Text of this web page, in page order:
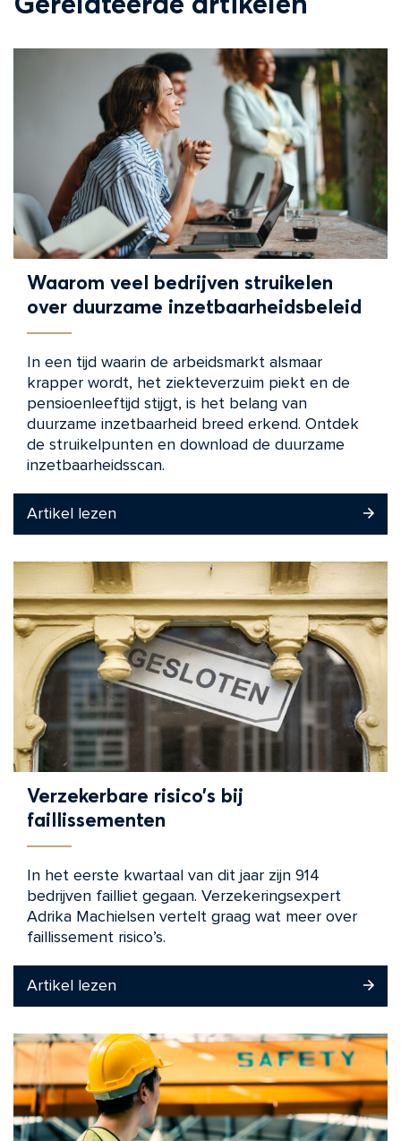
Waarom veel bedrijven struikelen
over duurzame inzetbaarheidsbeleid
In een tijd waarin de arbeidsmarkt alsmaar
krapper wordt, het ziekteverzuim piekt en de
pensioenleeftijd stijgt, is het belang van
duurzame inzetbaarheid breed erkend. Ontdek
de struikelpunten en download de duurzame
inzetbaarheidsscan.
Artikel lezen
Verzekerbare risico’s bij
faillissementen
In het eerste kwartaal van dit jaar zijn 914
bedrijven failliet gegaan. Verzekeringsexpert
Adrika Machielsen vertelt graag wat meer over
faillissement risico’s.
Artikel lezen